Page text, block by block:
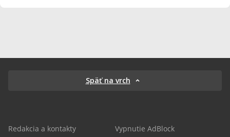
Späť na vrch
Redakcia a kontakty Vypnutie AdBlock